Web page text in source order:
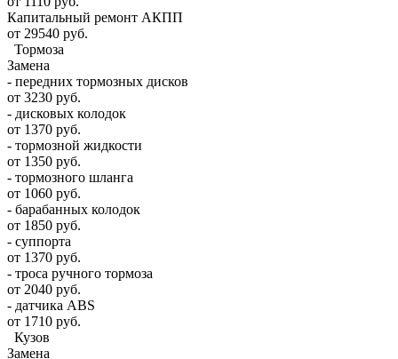
Капитальный ремонт АКПП
от 29540 руб.
Тормоза
Замена
- передних тормозных дисков
от 3230 руб.
- дисковых колодок
от 1370 руб.
- тормозной жидкости
от 1350 руб.
- тормозного шланга
от 1060 руб.
- барабанных колодок
от 1850 руб.
- суппорта
от 1370 руб.
- троса ручного тормоза
от 2040 руб.
- датчика ABS
от 1710 руб.
Кузов
Замена